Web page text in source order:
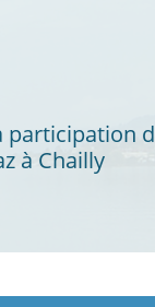
participation
à Chailly